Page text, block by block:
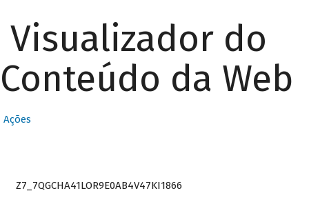
Visualizador do
Conteúdo da Web
Ações
Z7_7QGCHA41LOR9E0AB4V47KI1866